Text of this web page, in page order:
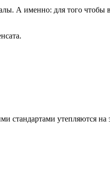
А именно: для того чтобы
стандартами утепляются на